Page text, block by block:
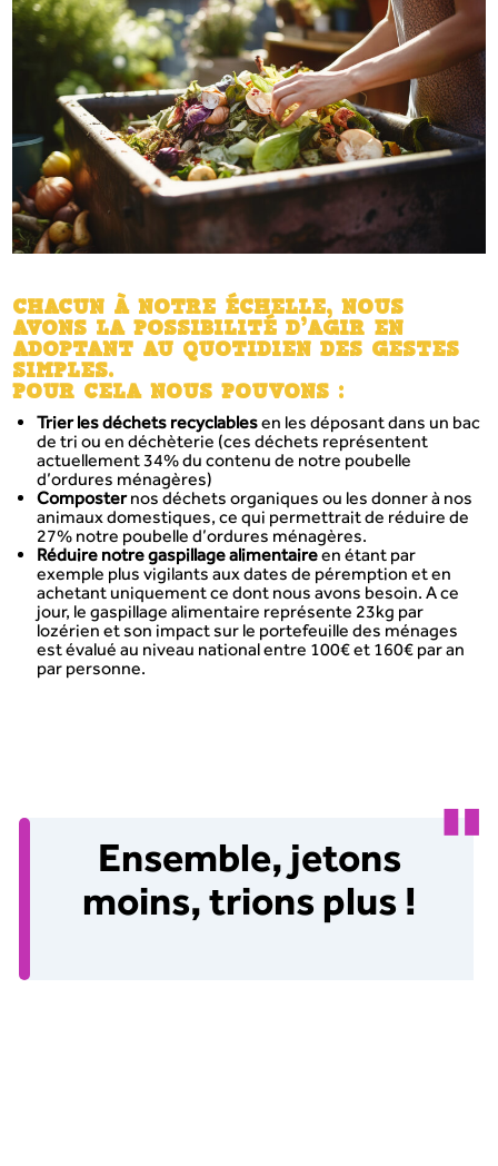
CHACUN À NOTRE ÉCHELLE, NOUS
AVONS LA POSSIBILITÉ D’AGIR EN
ADOPTANT AU QUOTIDIEN DES GESTES
SIMPLES.
POUR CELA NOUS POUVONS :
Trier les déchets recyclablesen les déposant dans un bac
de tri ou en déchèterie (ces déchets représentent
actuellement 34% du contenu de notre poubelle
d’ordures ménagères)
Composternos déchets organiques ou les donner à nos
animaux domestiques, ce qui permettrait de réduire de
27% notre poubelle d’ordures ménagères.
Réduire notre gaspillage alimentaireen étant par
exemple plus vigilants aux dates de péremption et en
achetant uniquement ce dont nous avons besoin. A ce
jour, le gaspillage alimentaire représente 23kg par
lozérien et son impact sur le portefeuille des ménages
est évalué au niveau national entre 100€ et 160€ par an
par personne.
Ensemble, jetons
moins, trions plus !